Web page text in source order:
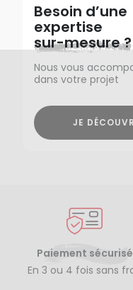
Besoin d’une
expertise
sur-mesure ?
Nous vous
dans votre projet
JE
Paiement sécurisé
En 3 ou 4 fois sans